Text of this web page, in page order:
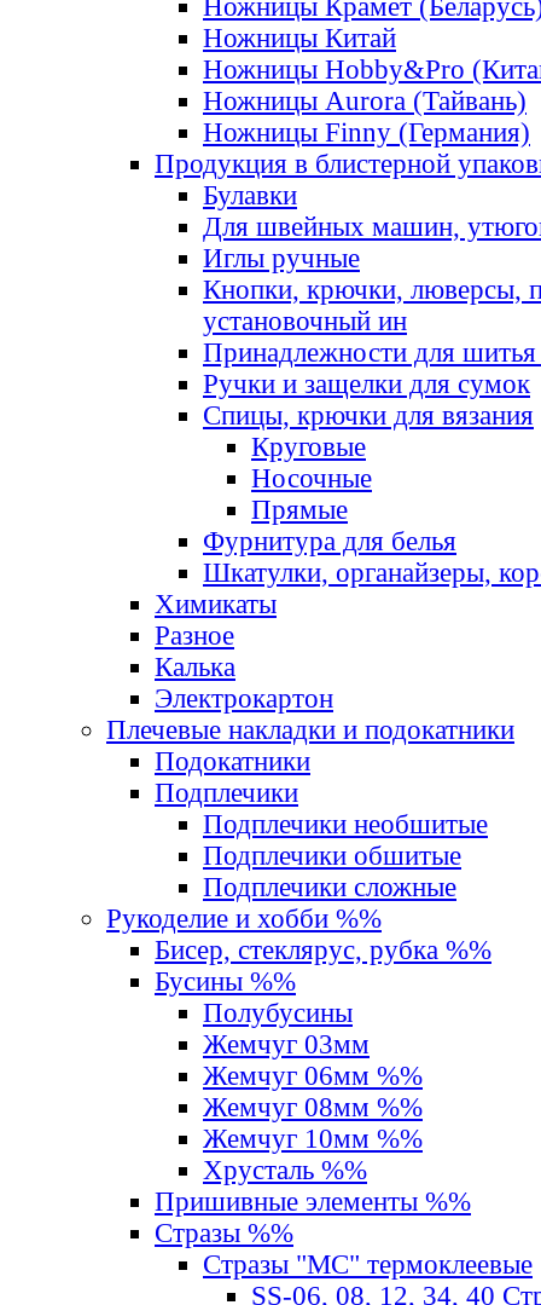
Ножницы Крамет
Ножницы Китай
Ножницы Hobby&Pro
Ножницы Aurora (Тайвань)
Ножницы Finny (Германия)
Продукция в блистерной
Булавки
Для швейных машин,
Иглы ручные
Кнопки, крючки, люверсы,
установочный ин
Принадлежности для шитья
Ручки и защелки для сумок
Спицы, крючки для вязания
Круговые
Носочные
Прямые
Фурнитура для белья
Шкатулки, органайзеры,
Химикаты
Разное
Калька
Электрокартон
Плечевые накладки и подокатники
Подокатники
Подплечики
Подплечики необшитые
Подплечики обшитые
Подплечики сложные
Рукоделие и хобби %%
Бисер, стеклярус, рубка %%
Бусины %%
Полубусины
Жемчуг 03мм
Жемчуг 06мм %%
Жемчуг 08мм %%
Жемчуг 10мм %%
Хрусталь %%
Пришивные элементы %%
Стразы %%
Стразы "MС" термоклеевые
SS-06, 08, 12, 34, 40